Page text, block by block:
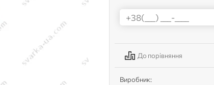
До порівняння
Виробник: